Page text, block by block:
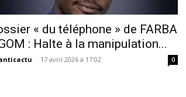
« du téléphone » de FARBA
: Halte à la manipulation...
- 17 avril 2026 à 17:02 0